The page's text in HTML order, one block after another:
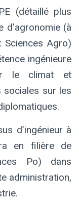
(détaillé plus
d’agronomie (à
Sciences Agro)
ingénieure
le climat et
sociales sur les
d’ingénieur à
en filière de
Po) dans
administration,